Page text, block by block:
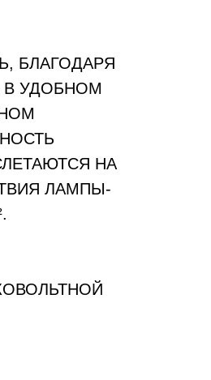
БЛАГОДАРЯ
УДОБНОМ
НА
ЛАМПЫ-